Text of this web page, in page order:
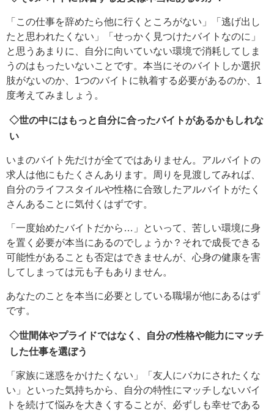
「この仕事を辞めたら他に行くところがない」「逃げ出し
たと思われたくない」「せっかく見つけたバイトなのに」
と思うあまりに、自分に向いていない環境で消耗してしま
うのはもったいないことです。本当にそのバイトしか選択
肢がないのか、1つのバイトに執着する必要があるのか、1
度考えてみましょう。
◇世の中にはもっと自分に合ったバイトがあるかもしれな
い
いまのバイト先だけが全てではありません。アルバイトの
求人は他にもたくさんあります。周りを見渡してみれば、
自分のライフスタイルや性格に合致したアルバイトがたく
さんあることに気付くはずです。
「一度始めたバイトだから…」といって、苦しい環境に身
を置く必要が本当にあるのでしょうか？それで成長できる
可能性があることも否定はできませんが、心身の健康を害
してしまっては元も子もありません。
あなたのことを本当に必要としている職場が他にあるはず
です。
◇世間体やプライドではなく、自分の性格や能力にマッチ
した仕事を選ぼう
「家族に迷惑をかけたくない」「友人にバカにされたくな
い」といった気持ちから、自分の特性にマッチしないバイ
トを続けて悩みを大きくすることが、必ずしも幸せである